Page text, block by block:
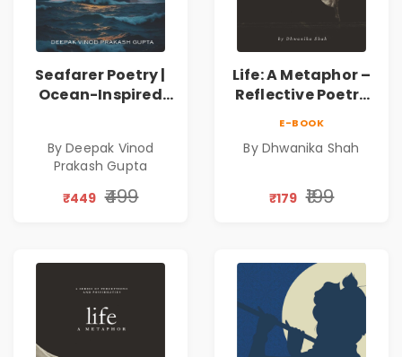
Seafarer Poetry |
Ocean-Inspired
By Deepak Vinod
Prakash Gupta
₹449 ₹499
Life: A Metaphor –
Reflective Poetry
Silence & Self-
Journey Through
Dhwanika Shah
E-BOOK
By Dhwanika Shah
₹179 ₹199